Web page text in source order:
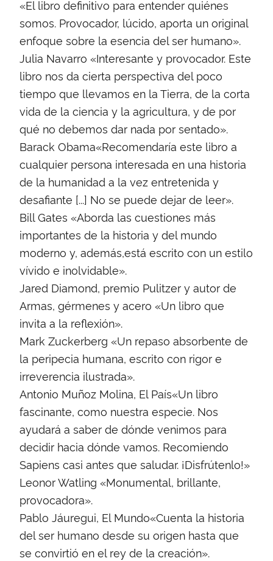
«El libro definitivo para entender quiénes
somos. Provocador, lúcido, aporta un original
enfoque sobre la esencia del ser humano».
Julia Navarro «Interesante y provocador. Este
libro nos da cierta perspectiva del poco
tiempo que llevamos en la Tierra, de la corta
vida de la ciencia y la agricultura, y de por
qué no debemos dar nada por sentado».
Barack Obama«Recomendaría este libro a
cualquier persona interesada en una historia
de la humanidad a la vez entretenida y
desafiante [...] No se puede dejar de leer».
Bill Gates «Aborda las cuestiones más
importantes de la historia y del mundo
moderno y, además,está escrito con un estilo
vívido e inolvidable».
Jared Diamond, premio Pulitzer y autor de
Armas, gérmenes y acero «Un libro que
invita a la reflexión».
Mark Zuckerberg «Un repaso absorbente de
la peripecia humana, escrito con rigor e
irreverencia ilustrada».
Antonio Muñoz Molina, El País«Un libro
fascinante, como nuestra especie. Nos
ayudará a saber de dónde venimos para
decidir hacia dónde vamos. Recomiendo
Sapiens casi antes que saludar. ¡Disfrútenlo!»
Leonor Watling «Monumental, brillante,
provocadora».
Pablo Jáuregui, El Mundo«Cuenta la historia
del ser humano desde su origen hasta que
se convirtió en el rey de la creación».